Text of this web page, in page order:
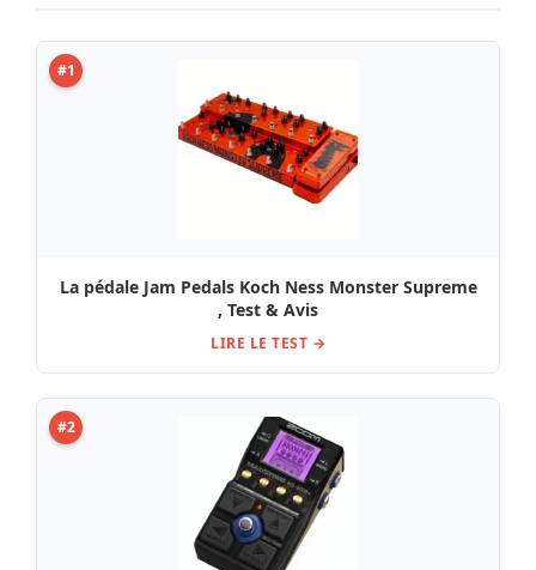
#1
La pédale Jam Pedals Koch Ness Monster Supreme
, Test & Avis
LIRE LE TEST →
#2